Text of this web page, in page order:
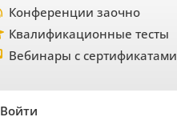
Конференции заочно
Квалификационные тесты
Вебинары с сертификатами
Войти